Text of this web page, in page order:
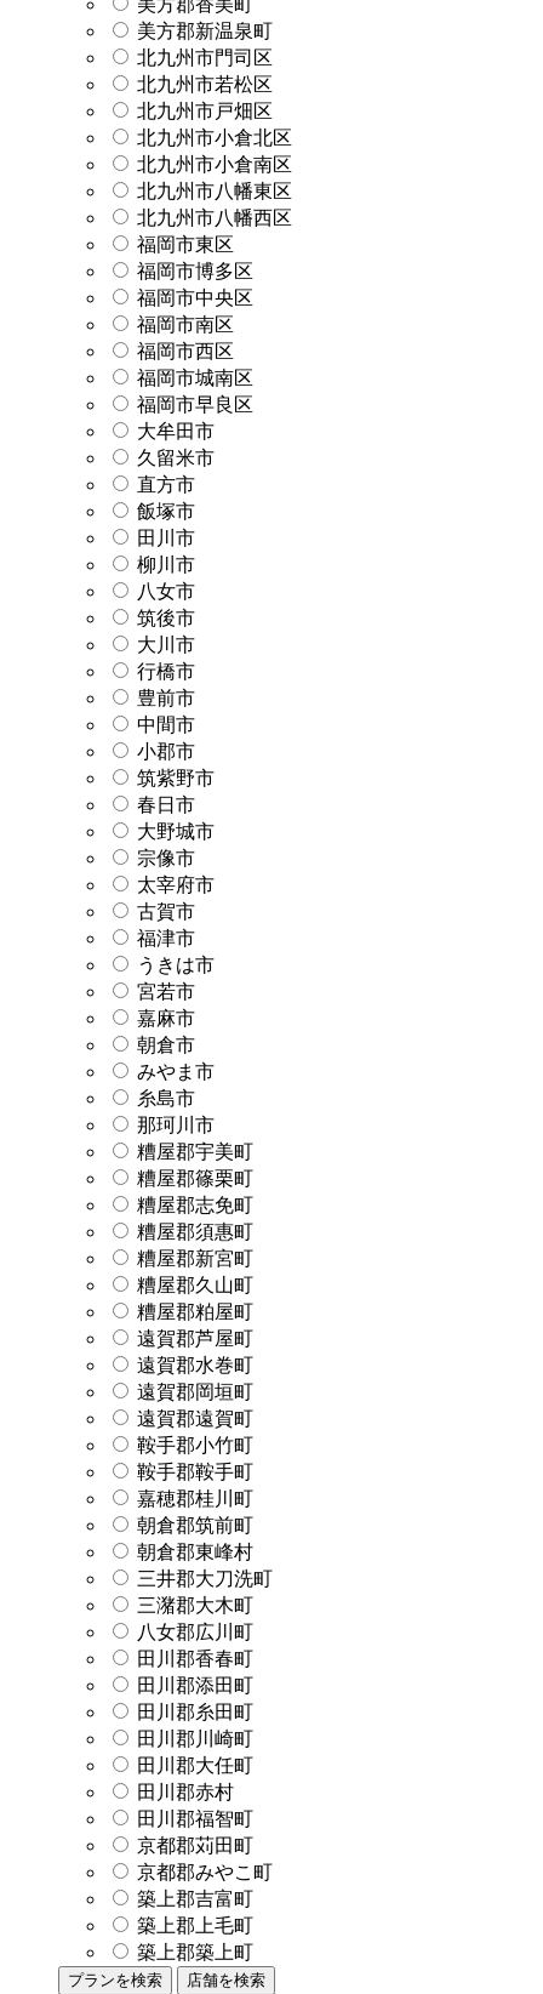
美方郡新温泉町
北九州市門司区
北九州市若松区
北九州市戸畑区
北九州市小倉北区
北九州市小倉南区
北九州市八幡東区
北九州市八幡西区
福岡市東区
福岡市博多区
福岡市中央区
福岡市南区
福岡市西区
福岡市城南区
福岡市早良区
大牟田市
久留米市
直方市
飯塚市
田川市
柳川市
八女市
筑後市
大川市
行橋市
豊前市
中間市
小郡市
筑紫野市
春日市
大野城市
宗像市
太宰府市
古賀市
福津市
うきは市
宮若市
嘉麻市
朝倉市
みやま市
糸島市
那珂川市
糟屋郡宇美町
糟屋郡篠栗町
糟屋郡志免町
糟屋郡須惠町
糟屋郡新宮町
糟屋郡久山町
糟屋郡粕屋町
遠賀郡芦屋町
遠賀郡水巻町
遠賀郡岡垣町
遠賀郡遠賀町
鞍手郡小竹町
鞍手郡鞍手町
嘉穂郡桂川町
朝倉郡筑前町
朝倉郡東峰村
三井郡大刀洗町
三潴郡大木町
八女郡広川町
田川郡香春町
田川郡添田町
田川郡糸田町
田川郡川崎町
田川郡大任町
田川郡赤村
田川郡福智町
京都郡苅田町
京都郡みやこ町
築上郡吉富町
築上郡上毛町
築上郡築上町
プランを検索 店舗を検索